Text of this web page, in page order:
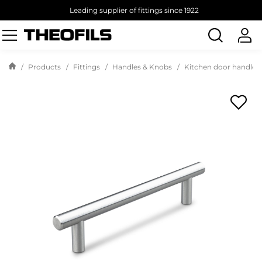
Leading supplier of fittings since 1922
Search
products
Products Fittings Handles & Knobs Kitchen door handles